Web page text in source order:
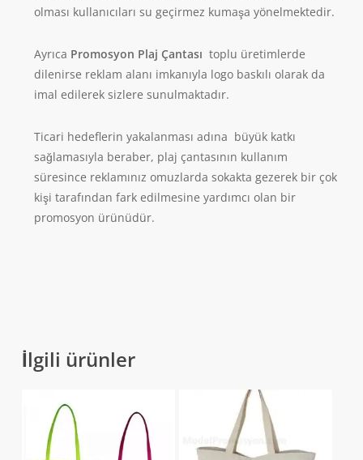
olması kullanıcıları su geçirmez kumaşa yönelmektedir.
Ayrıca Promosyon Plaj Çantası toplu üretimlerde
dilenirse reklam alanı imkanıyla logo baskılı olarak da
imal edilerek sizlere sunulmaktadır.
Ticari hedeflerin yakalanması adına büyük katkı
sağlamasıyla beraber, plaj çantasının kullanım
süresince reklamınız omuzlarda sokakta gezerek bir çok
kişi tarafından fark edilmesine yardımcı olan bir
promosyon ürünüdür.
İlgili ürünler